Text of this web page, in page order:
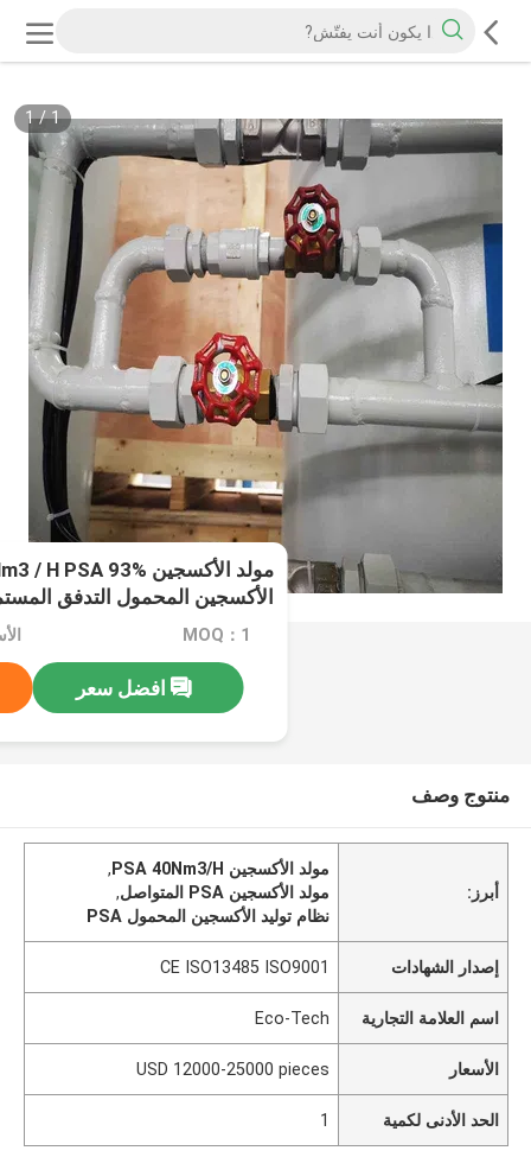
1
/
1
الأكسجين المحمول التدفق
MOQ：1
افضل سعر
منتوج وصف
أبرز:
مولد الأكسجين PSA 40Nm3/H
,
مولد الأكسجين PSA المتواصل
,
نظام توليد الأكسجين المحمول PSA
إصدار الشهادات CE ISO13485 ISO9001
اسم العلامة التجارية Eco-Tech
الأسعار USD 12000-25000 pieces
الحد الأدنى لكمية 1